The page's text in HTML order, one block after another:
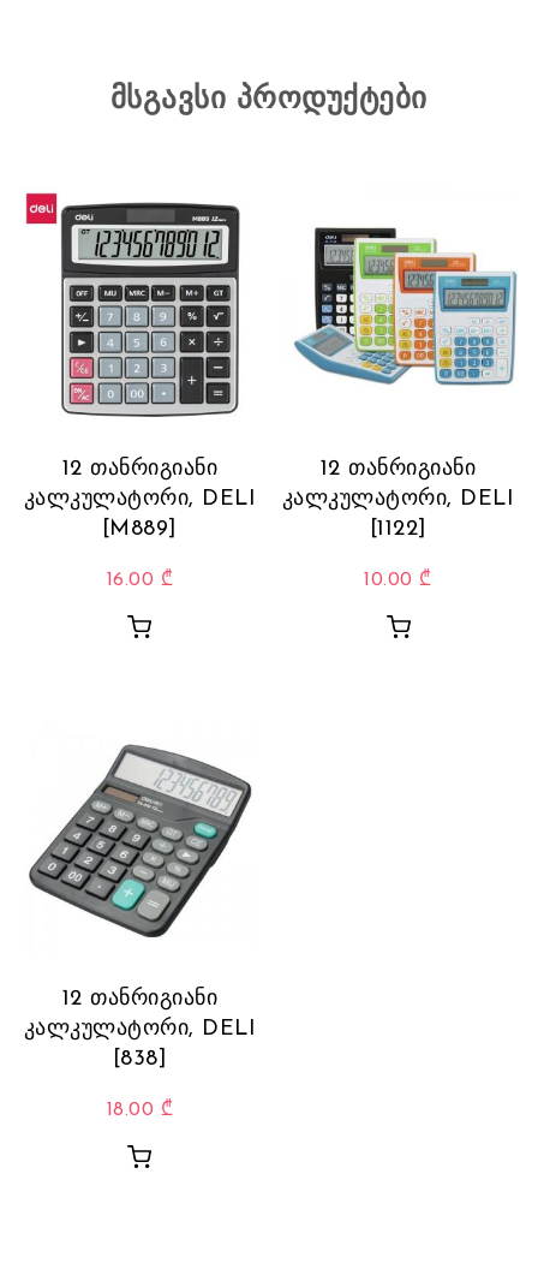
მსგავსი პროდუქტები
12 თანრიგიანი
კალკულატორი, DELI
[M889]
16.00 ₾
12 თანრიგიანი
კალკულატორი, DELI
[1122]
10.00 ₾
12 თანრიგიანი
კალკულატორი, DELI
[838]
18.00 ₾